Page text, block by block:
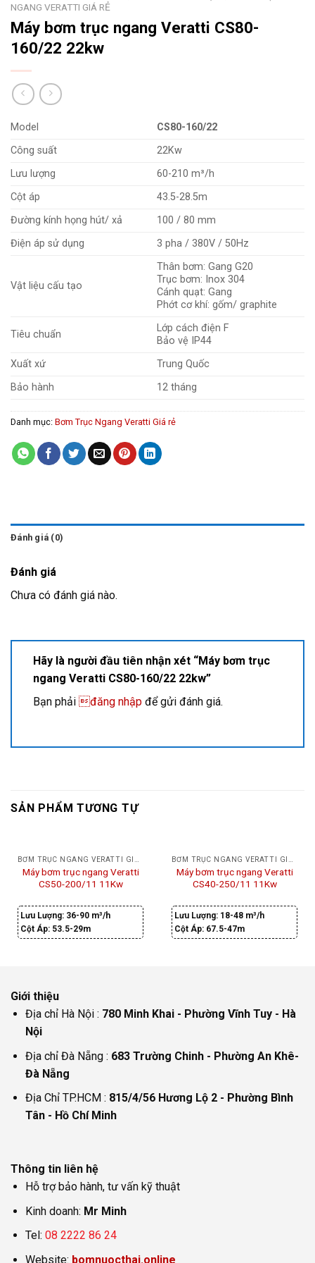
NGANG VERATTI GIÁ RẺ
Máy bơm trục ngang Veratti CS80-
160/22 22kw
Model
CS80-160/22
Công suất
22Kw
Lưu lượng
60-210 m³/h
Cột áp
43.5-28.5m
Đường kính họng hút/ xả
100 / 80 mm
Điện áp sử dụng
3 pha / 380V / 50Hz
Vật liệu cấu tạo
Thân bơm: Gang G20
Trục bơm: Inox 304
Cánh quạt: Gang
Phớt cơ khí: gốm/ graphite
Tiêu chuẩn
Lớp cách điện F
Bảo vệ IP44
Xuất xứ
Trung Quốc
Bảo hành
12 tháng
Danh mục: Bơm Trục Ngang Veratti Giá rẻ
Đánh giá (0)
Đánh giá
Chưa có đánh giá nào.
Hãy là người đầu tiên nhận xét “Máy bơm trục
ngang Veratti CS80-160/22 22kw”
Bạn phải đăng nhập để gửi đánh giá.
SẢN PHẨM TƯƠNG TỰ
BƠM TRỤC NGANG VERATTI GIÁ RẺ
Máy bơm trục ngang Veratti
CS50-200/11 11Kw
Lưu Lượng: 36-90 m³/h
Cột Áp: 53.5-29m
BƠM TRỤC NGANG VERATTI GIÁ RẺ
Máy bơm trục ngang Veratti
CS40-250/11 11Kw
Lưu Lượng: 18-48 m³/h
Cột Áp: 67.5-47m
Giới thiệu
Địa chỉ Hà Nội : 780 Minh Khai - Phường Vĩnh Tuy - Hà
Nội
Địa chỉ Đà Nẵng : 683 Trường Chinh - Phường An Khê-
Đà Nẵng
Địa Chỉ TP.HCM : 815/4/56 Hương Lộ 2 - Phường Bình
Tân - Hồ Chí Minh
Thông tin liên hệ
Hỗ trợ bảo hành, tư vấn kỹ thuật
Kinh doanh: Mr Minh
Tel: 08 2222 86 24
Website: bomnuocthai.online